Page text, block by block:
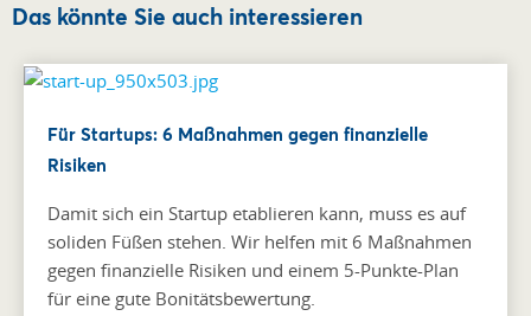
Das könnte Sie auch interessieren
Für Startups: 6 Maßnahmen gegen finanzielle
Risiken
Damit sich ein Startup etablieren kann, muss es auf
soliden Füßen stehen. Wir helfen mit 6 Maßnahmen
gegen finanzielle Risiken und einem 5-Punkte-Plan
für eine gute Bonitätsbewertung.